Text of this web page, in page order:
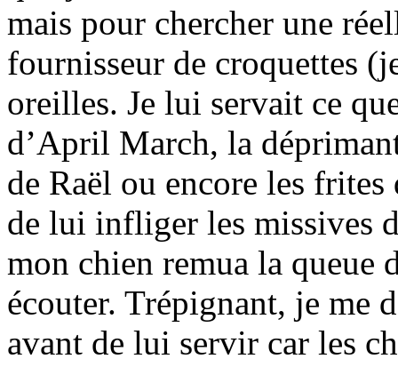
mais pour chercher une
fournisseur de croquettes
oreilles. Je lui servait ce
d’April March, la
de Raël ou encore les
de lui infliger les missives
mon chien remua la queue
écouter. Trépignant, je me
avant de lui servir car les